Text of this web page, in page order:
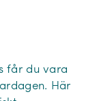
får du vara
Här